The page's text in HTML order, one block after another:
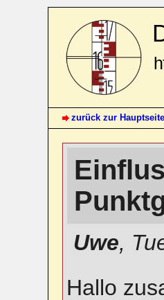
zurück zur Hauptseite
Uwe,
Hallo